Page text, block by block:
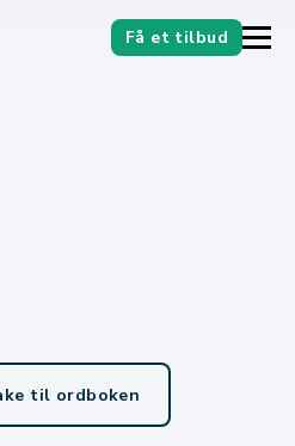
Få et tilbud
til ordboken